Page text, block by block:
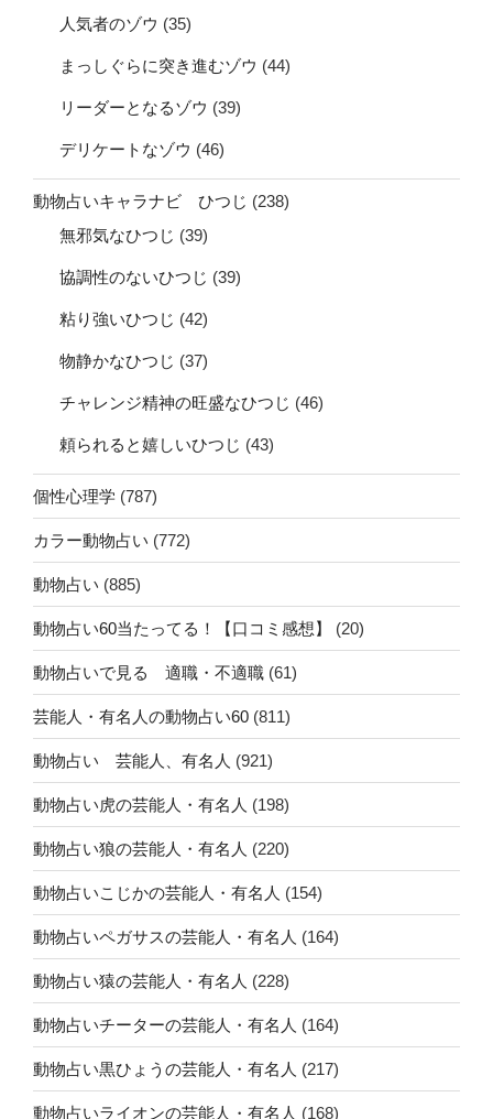
人気者のゾウ (35)
まっしぐらに突き進むゾウ (44)
リーダーとなるゾウ (39)
デリケートなゾウ (46)
動物占いキャラナビ ひつじ (238)
無邪気なひつじ (39)
協調性のないひつじ (39)
粘り強いひつじ (42)
物静かなひつじ (37)
チャレンジ精神の旺盛なひつじ (46)
頼られると嬉しいひつじ (43)
個性心理学 (787)
カラー動物占い (772)
動物占い (885)
動物占い60当たってる！【口コミ感想】 (20)
動物占いで見る 適職・不適職 (61)
芸能人・有名人の動物占い60 (811)
動物占い 芸能人、有名人 (921)
動物占い虎の芸能人・有名人 (198)
動物占い狼の芸能人・有名人 (220)
動物占いこじかの芸能人・有名人 (154)
動物占いペガサスの芸能人・有名人 (164)
動物占い猿の芸能人・有名人 (228)
動物占いチーターの芸能人・有名人 (164)
動物占い黒ひょうの芸能人・有名人 (217)
動物占いライオンの芸能人・有名人 (168)